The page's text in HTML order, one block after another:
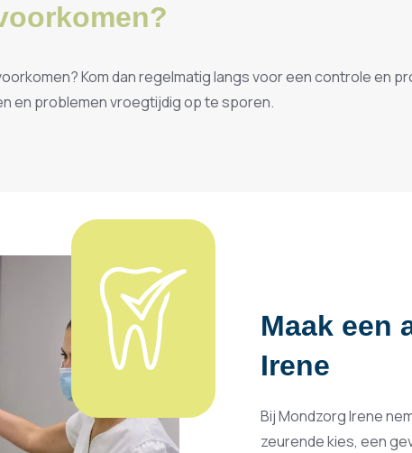
Kom dan regelmatig langs voor een controle en
en problemen vroegtijdig op te sporen.
Maak een
Irene
Bij Mondzorg Irene
zeurende kies, een